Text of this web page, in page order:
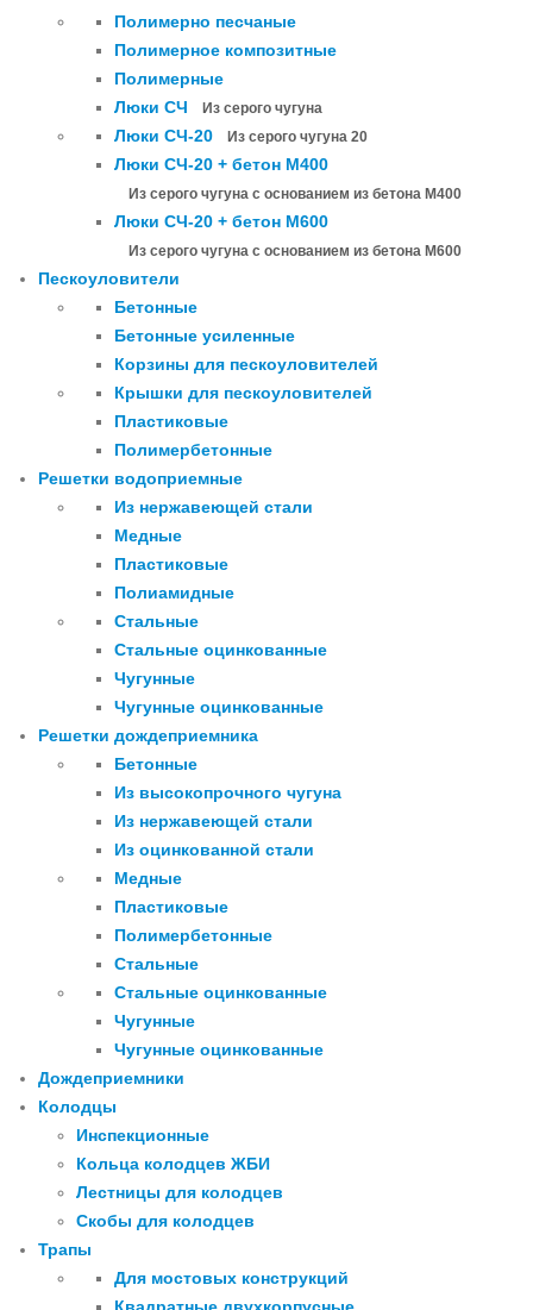
Полимерно песчаные
Полимерное композитные
Полимерные
Люки СЧ
Из серого чугуна
Люки СЧ-20 Из серого чугуна 20
Люки СЧ-20 + бетон М400
Из серого чугуна с основанием из бетона М400
Люки СЧ-20 + бетон М600
Из серого чугуна с основанием из бетона М600
Пескоуловители
Бетонные
Бетонные усиленные
Корзины для пескоуловителей
Крышки для пескоуловителей
Пластиковые
Полимербетонные
Решетки водоприемные
Из нержавеющей стали
Медные
Пластиковые
Полиамидные
Стальные
Стальные оцинкованные
Чугунные
Чугунные оцинкованные
Решетки дождеприемника
Бетонные
Из высокопрочного чугуна
Из нержавеющей стали
Из оцинкованной стали
Медные
Пластиковые
Полимербетонные
Стальные
Стальные оцинкованные
Чугунные
Чугунные оцинкованные
Дождеприемники
Колодцы
Инспекционные
Кольца колодцев ЖБИ
Лестницы для колодцев
Скобы для колодцев
Трапы
Для мостовых конструкций